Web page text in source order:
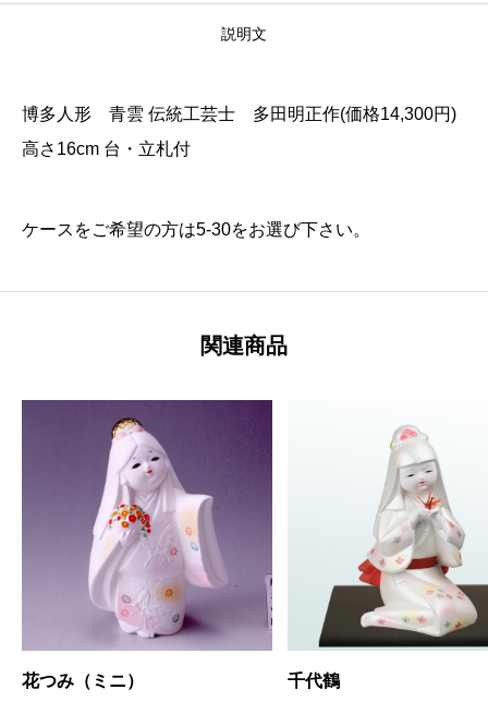
説明文
博多人形 青雲 伝統工芸士 多田明正作(価格14,300円)
高さ16cm 台・立札付
ケースをご希望の方は5-30をお選び下さい。
関連商品
花つみ（ミニ）
千代鶴